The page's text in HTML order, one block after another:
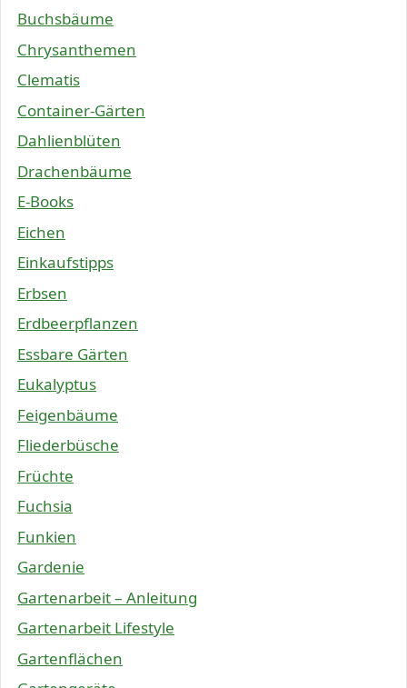
Buchsbäume
Chrysanthemen
Clematis
Container-Gärten
Dahlienblüten
Drachenbäume
E-Books
Eichen
Einkaufstipps
Erbsen
Erdbeerpflanzen
Essbare Gärten
Eukalyptus
Feigenbäume
Fliederbüsche
Früchte
Fuchsia
Funkien
Gardenie
Gartenarbeit – Anleitung
Gartenarbeit Lifestyle
Gartenflächen